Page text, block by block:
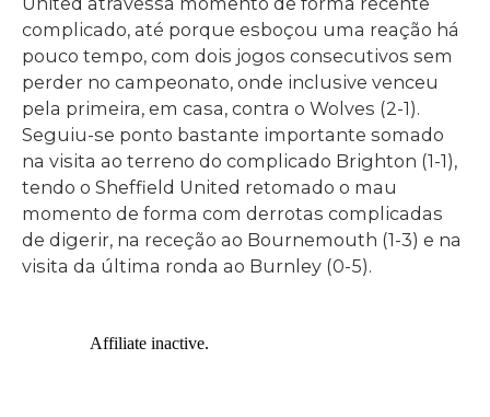
complicado, até porque esboçou uma reação há
pouco tempo, com dois jogos consecutivos sem
perder no campeonato, onde inclusive venceu
pela primeira, em casa, contra o Wolves (2-1).
Seguiu-se ponto bastante importante somado
na visita ao terreno do complicado Brighton (1-1),
tendo o Sheffield United retomado o mau
momento de forma com derrotas complicadas
de digerir, na receção ao Bournemouth (1-3) e na
visita da última ronda ao Burnley (0-5).